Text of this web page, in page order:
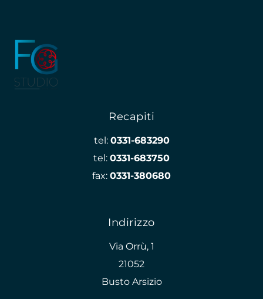
Recapiti
tel: 0331-683290
tel: 0331-683750
fax: 0331-380680
Indirizzo
Via Orrù, 1
21052
Busto Arsizio